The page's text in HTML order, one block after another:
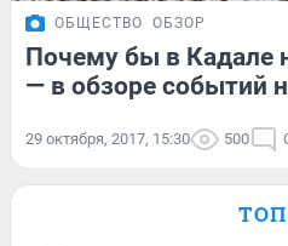
ОБЩЕСТВО ОБЗОР
Почему бы в Кадале
— в обзоре событий
29 октября, 2017, 15:30 500
ТОП